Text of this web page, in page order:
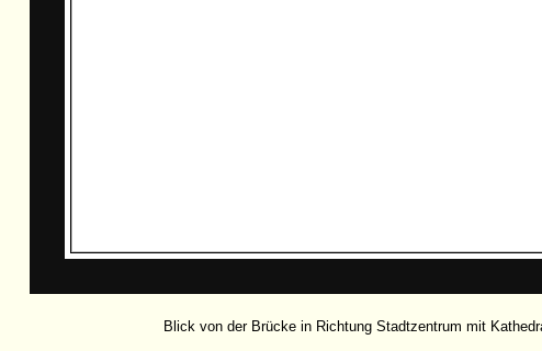
Blick von der Brücke in Richtung Stadtzentrum mit